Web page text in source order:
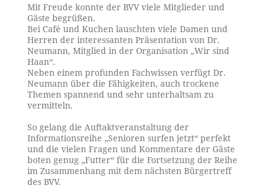
Mit Freude konnte der BVV viele Mitglieder und
Gäste begrüßen.
Bei Café und Kuchen lauschten viele Damen und
Herren der interessanten Präsentation von Dr.
Neumann, Mitglied in der Organisation „Wir sind
Haan“.
Neben einem profunden Fachwissen verfügt Dr.
Neumann über die Fähigkeiten, auch trockene
Themen spannend und sehr unterhaltsam zu
vermitteln.
So gelang die Auftaktveranstaltung der
Informationsreihe „Senioren surfen jetzt“ perfekt
und die vielen Fragen und Kommentare der Gäste
boten genug „Futter“ für die Fortsetzung der Reihe
im Zusammenhang mit dem nächsten Bürgertreff
des BVV.